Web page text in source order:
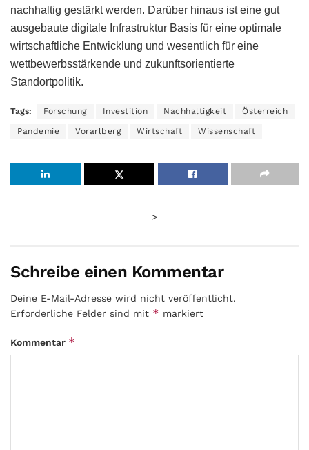
nachhaltig gestärkt werden. Darüber hinaus ist eine gut
ausgebaute digitale Infrastruktur Basis für eine optimale
wirtschaftliche Entwicklung und wesentlich für eine
wettbewerbsstärkende und zukunftsorientierte
Standortpolitik.
Tags: Forschung Investition Nachhaltigkeit Österreich
Pandemie Vorarlberg Wirtschaft Wissenschaft
>
Schreibe einen Kommentar
Deine E-Mail-Adresse wird nicht veröffentlicht.
Erforderliche Felder sind mit * markiert
Kommentar *